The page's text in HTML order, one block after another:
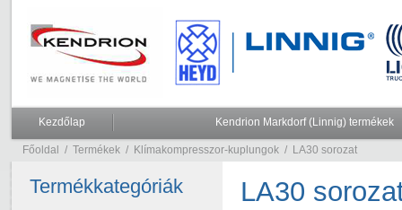
Kezdőlap Kendrion Markdorf (Linnig) termékek
Főoldal / Termékek / Klímakompresszor-kuplungok / LA30 sorozat
Termékkategóriák LA30